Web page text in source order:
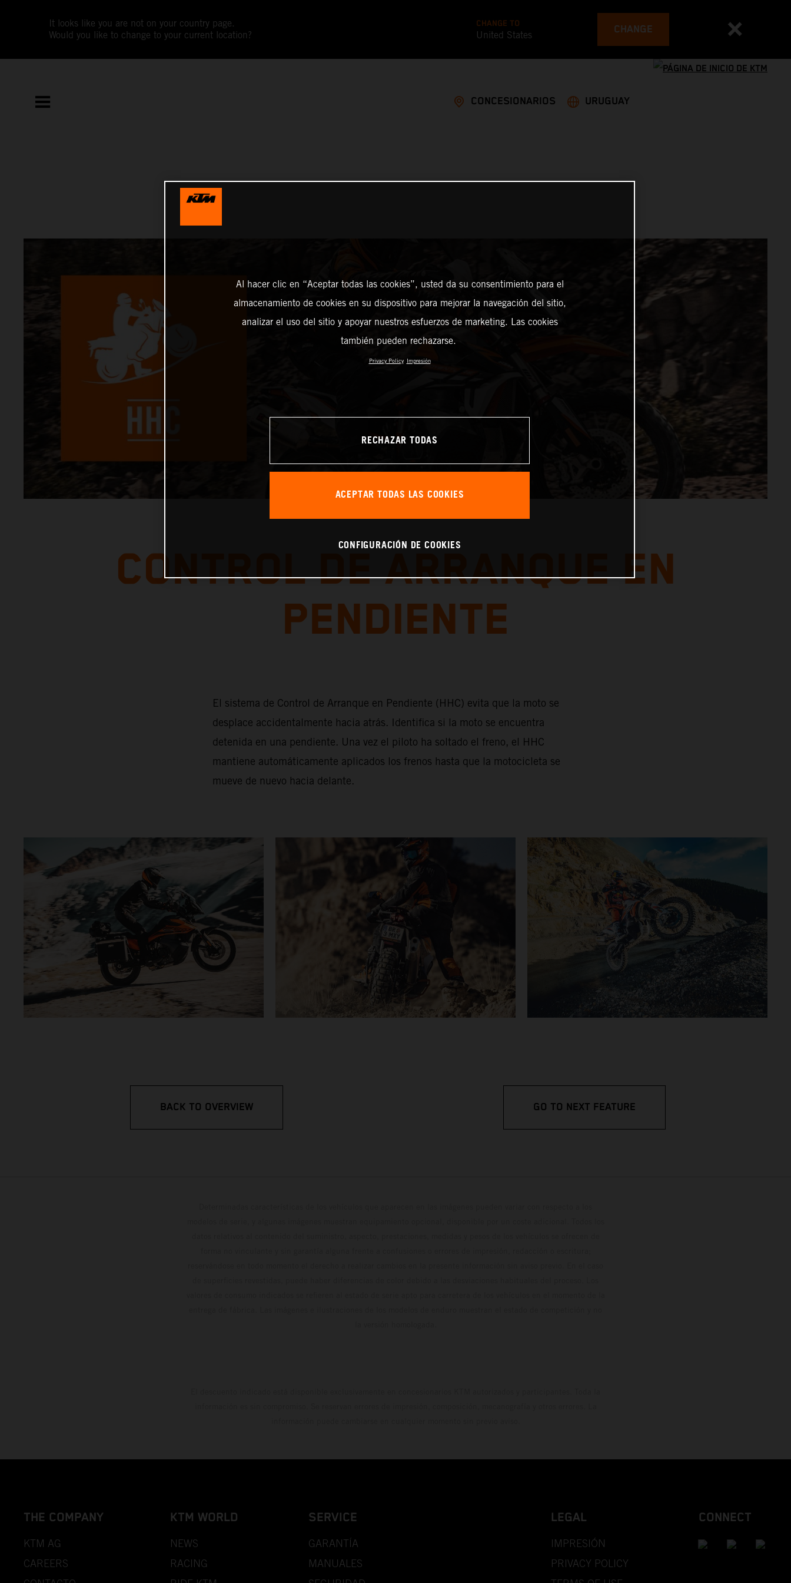
It looks like you are not on your country page.
Would you like to change to your current location?
CHANGE TO
United States CHANGE
CONCESIONARIOS URUGUAY
CONTROL DE ARRANQUE EN
PENDIENTE
El sistema de Control de Arranque en Pendiente (HHC) evita que la moto se
desplace accidentalmente hacia atrás. Identifica si la moto se encuentra
detenida en una pendiente. Una vez el piloto ha soltado el freno, el HHC
mantiene automáticamente aplicados los frenos hasta que la motocicleta se
mueve de nuevo hacia delante.
BACK TO OVERVIEW GO TO NEXT FEATURE
THE COMPANY
KTM AG
CAREERS
KTM WORLD
NEWS
RACING
SERVICE
GARANTÍA
MANUALES
LEGAL
IMPRESIÓN
PRIVACY POLICY
CONNECT
Al hacer clic en “Aceptar todas las cookies”, usted da su consentimiento para el
almacenamiento de cookies en su dispositivo para mejorar la navegación del sitio,
analizar el uso del sitio y apoyar nuestros esfuerzos de marketing. Las cookies
también pueden rechazarse.
Privacy Policy Impresión
RECHAZAR TODAS
ACEPTAR TODAS LAS COOKIES
CONFIGURACIÓN DE COOKIES